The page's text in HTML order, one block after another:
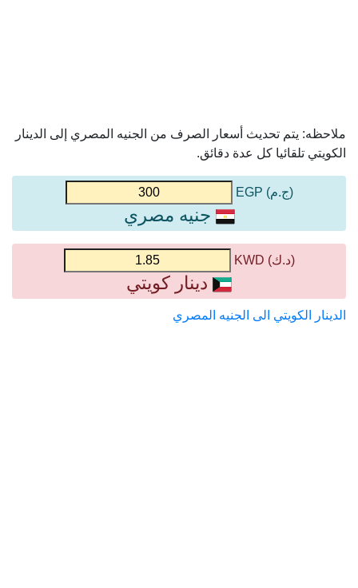
ملاحظه: يتم تحديث أسعار الصرف من الجنيه المصري إلى الدينار
الكويتي تلقائيا كل عدة دقائق.
(ج.م) EGP
جنيه مصري
(د.ك) KWD
دينار كويتي
الدينار الكويتي الى الجنيه المصري